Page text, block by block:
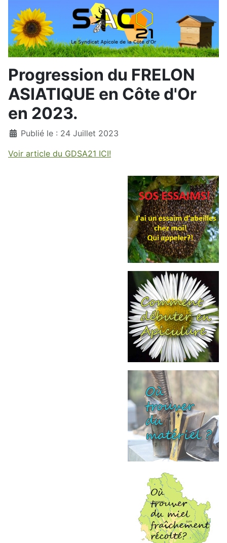
Progression du FRELON
ASIATIQUE en Côte d'Or
en 2023.
DétailsPublié le : 24 Juillet 2023
Voir article du GDSA21 ICI!